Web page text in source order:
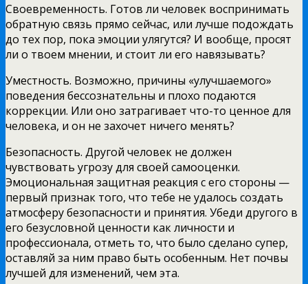
Своевременность. Готов ли человек воспринимать
обратную связь прямо сейчас, или лучше подождать
до тех пор, пока эмоции улягутся? И вообще, просят
ли о твоем мнении, и стоит ли его навязывать?
Уместность. Возможно, причины «улучшаемого»
поведения бессознательны и плохо подаются
коррекции. Или оно затрагивает что-то ценное для
человека, и он не захочет ничего менять?
Безопасность. Другой человек не должен
чувствовать угрозу для своей самооценки.
Эмоциональная защитная реакция с его стороны —
первый признак того, что тебе не удалось создать
атмосферу безопасности и принятия. Убеди другого в
его безусловной ценности как личности и
профессионала, отметь то, что было сделано супер,
оставляй за ним право быть особенным. Нет почвы
лучшей для изменений, чем эта.